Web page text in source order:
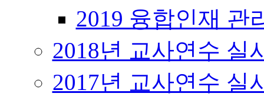
2019 융합인재 관
2018년 교사연수 실
2017년 교사연수 실